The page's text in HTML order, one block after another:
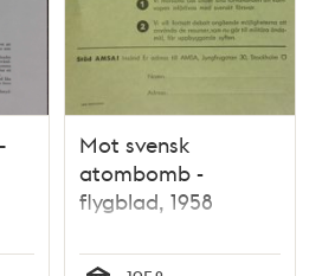
Mot svensk
atombomb -
flygblad, 1958